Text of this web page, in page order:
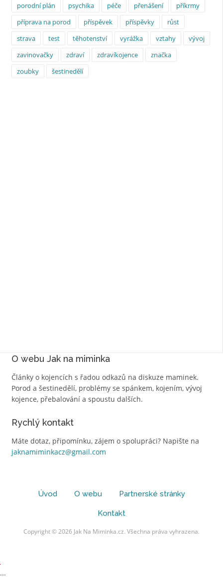
porodní plán
psychika péče přenášení
příkrmy
příprava na porod
příspěvek příspěvky
růst
strava
test těhotenství vyrážka vztahy
vývoj
zavinovačky
zdraví zdravíkojence
značka
zoubky
šestinedělí
O webu Jak na miminka
Články o kojencích s řadou odkazů na diskuze maminek.
Porod a šestinedělí, problémy se spánkem, kojením, vývoj
kojence, přebalování a spoustu dalších.
Rychlý kontakt
Máte dotaz, připomínku, zájem o spolupráci? Napište na
jaknamiminkacz@gmail.com
Úvod O webu Partnerské stránky
Kontakt
Copyright © 2026 Jak Na Miminka.cz. Všechna práva vyhrazena.
...